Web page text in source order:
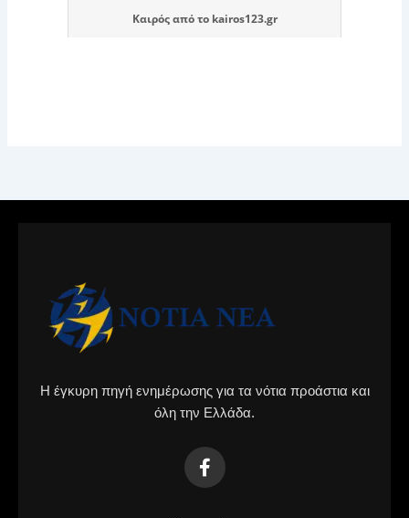
Καιρόςαπό το kairos123.gr
Η έγκυρη πηγή ενημέρωσης για τα νότια προάστια και
όλη την Ελλάδα.